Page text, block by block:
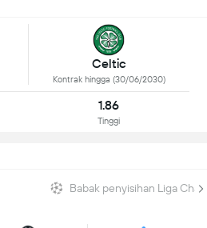
Celtic
Kontrak hingga (30/06/2030)
1.86
Tinggi
Babak penyisihan Liga